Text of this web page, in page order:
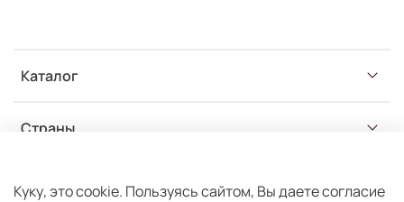
Каталог
Страны
Куку, это cookie. Пользуясь сайтом, Вы даете согласие